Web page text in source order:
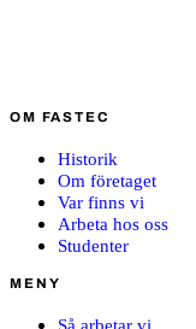
OM FASTEC
Historik
Om företaget
Var finns vi
Arbeta hos oss
Studenter
MENY